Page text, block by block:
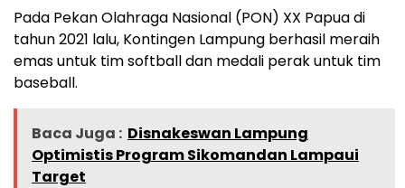
Pada Pekan Olahraga Nasional (PON) XX Papua di
tahun 2021 lalu, Kontingen Lampung berhasil meraih
emas untuk tim softball dan medali perak untuk tim
baseball.
Baca Juga : Disnakeswan Lampung
Optimistis Program Sikomandan Lampaui
Target